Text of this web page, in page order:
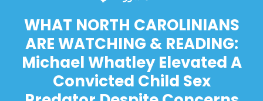
WHAT NORTH CAROLINIANS
ARE WATCHING & READING:
Michael Whatley Elevated A
Convicted Child Sex